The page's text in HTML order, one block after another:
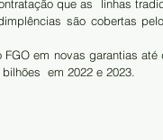
que as  linhas
são cobertas
em novas garantias até
em 2022 e 2023.